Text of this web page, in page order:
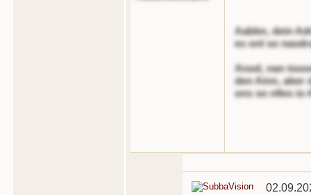
Aabbn, dein
es onl so
Anod, nan
den Ainn, aber
ons so nlles io